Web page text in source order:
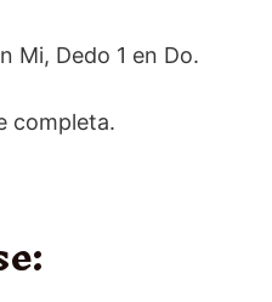
Mi, Dedo 1 en Do.
completa.